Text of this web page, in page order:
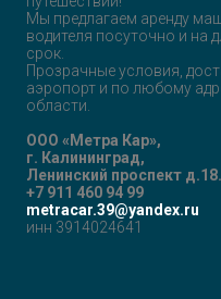
Мы предлагаем аренду
водителя посуточно и на
срок.
Прозрачные условия,
аэропорт и по любому
области.
ООО «Метра Кар»,
г. Калининград,
Ленинский проспект д.18.
+7 911 460 94 99
metracar.39@yandex.ru
инн 3914024641